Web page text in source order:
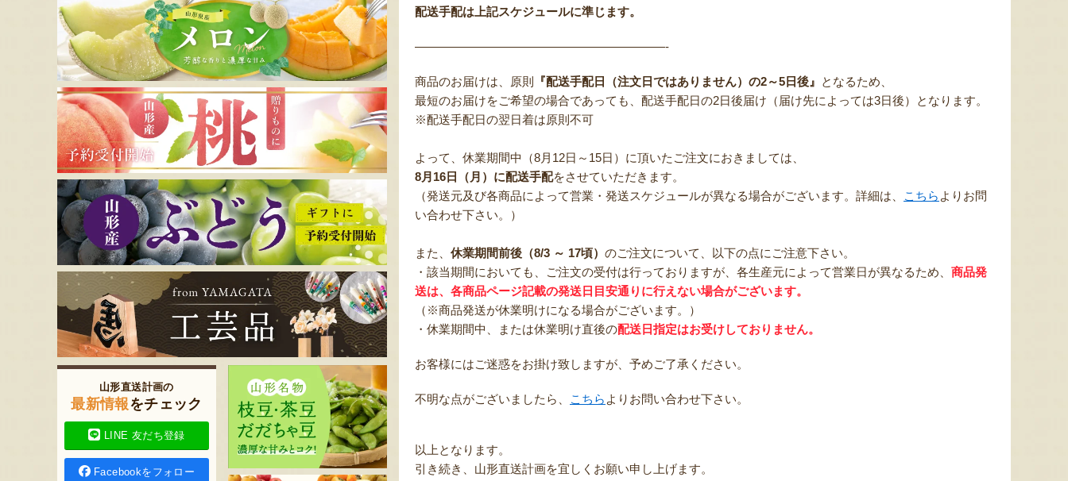
配送手配は上記スケジュールに準じます。
—————————————————————-
商品のお届けは、原則 『配送手配日（注文日ではありません）の2～5日後』 となるため、
最短のお届けをご希望の場合であっても、配送手配日の2日後届け（届け先によっては3日後）となります。
※配送手配日の翌日着は原則不可
よって、休業期間中（8月12日～15日）に頂いたご注文におきましては、
8月16日（月）に配送手配をさせていただきます。
（発送元及び各商品によって営業・発送スケジュールが異なる場合がございます。詳細は、
こちら よりお問
い合わせ下さい。）
また、 休業期間前後（8/3 ～ 17頃） のご注文について、以下の点にご注意下さい。
・該当期間においても、ご注文の受付は行っておりますが、各生産元によって営業日が異なるため、 商品発
送は、各商品ページ記載の発送日目安通りに行えない場合がございます。
（※商品発送が休業明けになる場合がございます。）
・休業期間中、または休業明け直後の配送日指定はお受けしておりません。
お客様にはご迷惑をお掛け致しますが、予めご了承ください。
不明な点がございましたら、 こちら よりお問い合わせ下さい。
以上となります。
引き続き、山形直送計画を宜しくお願い申し上げます。
山形直送計画の
最新情報をチェック
LINE 友だち登録
Facebookをフォロー